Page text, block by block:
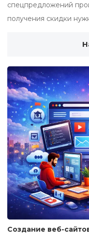
спецпредложений
получения скидки
Создание веб-